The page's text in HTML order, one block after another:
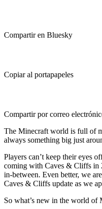
Compartir en Bluesky
Copiar al portapapeles
Compartir por correo
The Minecraft world is full of
always something big just
Players can’t keep their eyes
coming with Caves & Cliffs in
in-between. Even better, we
Caves & Cliffs update as we
So what’s new in the world of